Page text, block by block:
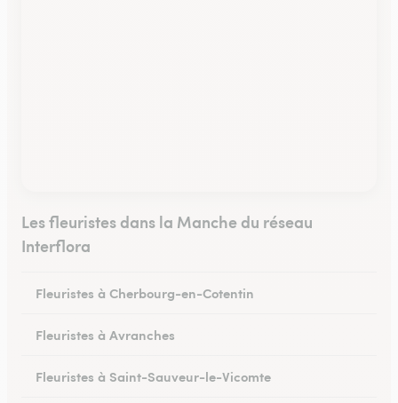
Les fleuristes dans la Manche du réseau
Interflora
Fleuristes à Cherbourg-en-Cotentin
Fleuristes à Avranches
Fleuristes à Saint-Sauveur-le-Vicomte